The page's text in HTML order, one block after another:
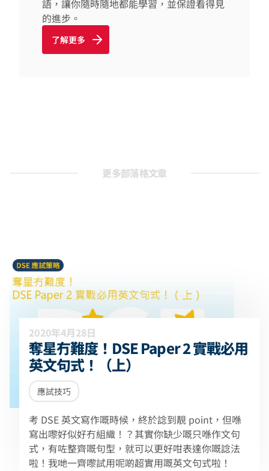
語，讓你隨時隨地都能學習，並保證看得見
的進步。
了解更多
更多部落格文章
2020年4月28日
奪星冇難度！DSE Paper 2 實戰必用
英文句式！（上）
應試技巧
考 DSE 英文寫作嘅時候，終於諗到靚 point，但喺
寫出嚟好似好冇組織！？其實你缺少嘅只喺作文句
式，有咗整齊嘅句型，就可以更好咁表達你嘅諗法
啦！我哋一齊嚟試用呢啲超實用嘅英文句式啦！